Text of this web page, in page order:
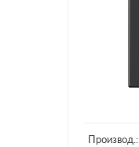
Производ.: